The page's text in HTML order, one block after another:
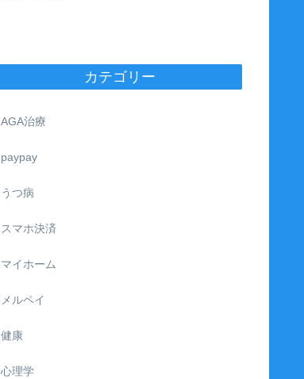
カテゴリー
AGA治療
paypay
うつ病
スマホ決済
マイホーム
メルペイ
健康
心理学